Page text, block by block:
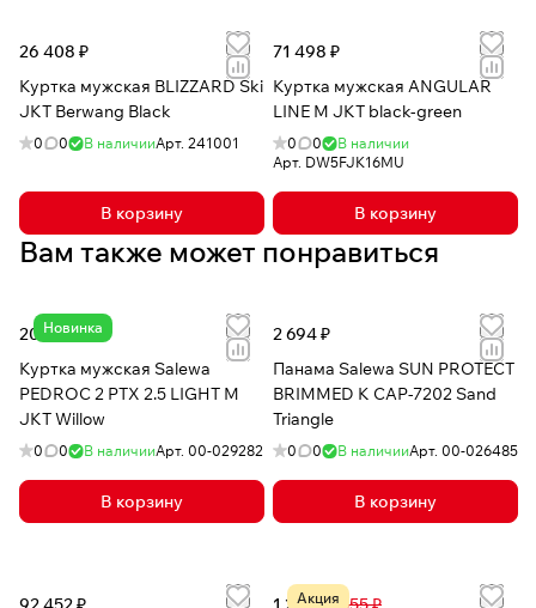
26 408 ₽
Куртка мужская BLIZZARD Ski
JKT Berwang Black
0 0 В наличииАрт. 241001
В корзину
71 498 ₽
Куртка мужская ANGULAR
LINE M JKT black-green
0 0
В наличии
Арт. DW5FJK16MU
В корзину
Вам также может понравиться
Новинка
20 813 ₽
Куртка мужская Salewa
PEDROC 2 PTX 2.5 LIGHT M
JKT Willow
0 0 В наличииАрт. 00-029282
В корзину
2 694 ₽
Панама Salewa SUN PROTECT
BRIMMED K CAP-7202 Sand
Triangle
0 0 В наличииАрт. 00-026485
В корзину
Акция